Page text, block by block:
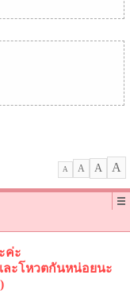
A A A A
ค่ะ
ละโหวตกันหน่อยนะ